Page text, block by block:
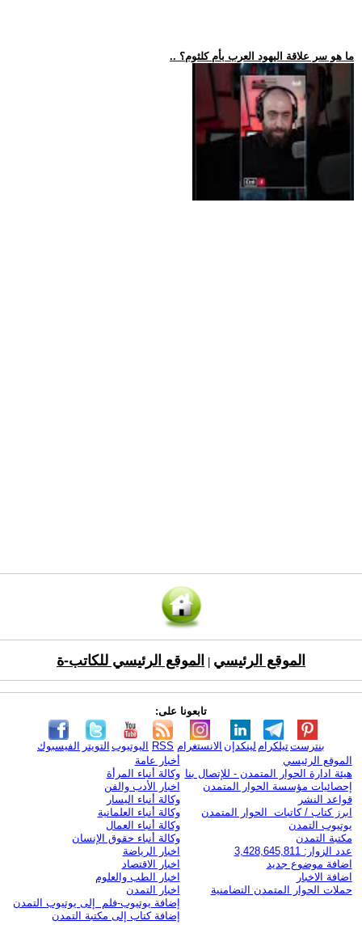
.. ما هو سر علاقة اليهود العرب بأم كلثوم؟
الموقع الرئيسي الموقع الرئيسي للكاتب-ة
تابعونا على:
الفيسبوك التويتر اليوتيوب RSS الانستغرام لينكدإن تيلكرامبنترست
الموقع الرئيسي
هيئة ادارة الحوار المتمدن - للإتصال بنا
إحصائيات مؤسسة الحوار المتمدن
قواعد النشر
ابرز كتاب / كاتبات الحوار المتمدن
يوتيوب التمدن
مكتبة التمدن
عدد الزوار: 3,428,645,811
اضافة موضوع جديد
اضافة الاخبار
حملات الحوار المتمدن التضامنية
أخبار عامة
وكالة أنباء المرأة
اخبار الأدب والفن
وكالة أنباء اليسار
وكالة أنباء العلمانية
وكالة أنباء العمال
وكالة أنباء حقوق الإنسان
اخبار الرياضة
اخبار الاقتصاد
اخبار الطب والعلوم
اخبار التمدن
إضافة يوتيوب-فلم إلى يوتيوب التمدن
إضافة كتاب إلى مكتبة التمدن